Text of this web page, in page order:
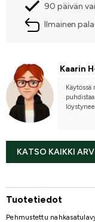
90 päivän
Ilmainen
Kaarin H
KATSO KAIKKI
Tuotetiedot
Pehmustettu